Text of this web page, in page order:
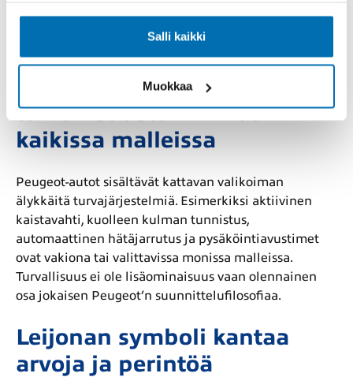
Salli kaikki
Muokkaa
edelleen tulevina vuosina.
Edistyksellistä
turvallisuustekniikkaa
kaikissa malleissa
Peugeot-autot sisältävät kattavan valikoiman
älykkäitä turvajärjestelmiä. Esimerkiksi aktiivinen
kaistavahti, kuolleen kulman tunnistus,
automaattinen hätäjarrutus ja pysäköintiavustimet
ovat vakiona tai valittavissa monissa malleissa.
Turvallisuus ei ole lisäominaisuus vaan olennainen
osa jokaisen Peugeot’n suunnittelufilosofiaa.
Leijonan symboli kantaa
arvoja ja perintöä